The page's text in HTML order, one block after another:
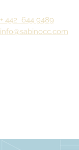
+ 442 644 9489
info@sabinocc.com